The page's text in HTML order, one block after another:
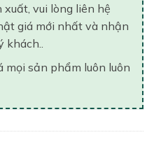
vui lòng liên hệ
giá mới nhất và nhận
khách..
sản phẩm luôn luôn